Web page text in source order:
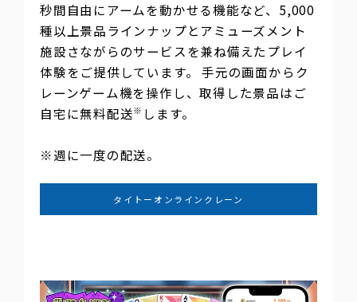
秒間自由にアームを動かせる機能など、5,000
種以上景品ラインナップとアミューズメント
施設さながらのサービスを兼ね備えたプレイ
体験をご提供しています。 手元の画面からク
レーンゲーム機を操作し、取得した景品はご
自宅に無料配送※ します。
※週に一度の配送。
タイトーオンラインクレーン